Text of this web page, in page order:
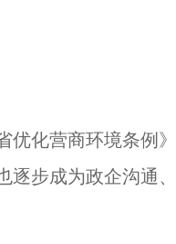
化营商环境条例》
逐步成为政企沟通